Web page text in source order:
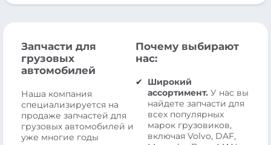
Запчасти для
грузовых
автомобилей
Наша компания
специализируется на
продаже запчастей для
грузовых автомобилей и
уже многие годы
Почему выбирают
нас:
Широкий
ассортимент. У нас вы
найдете запчасти для
всех популярных
марок грузовиков,
включая Volvo, DAF,